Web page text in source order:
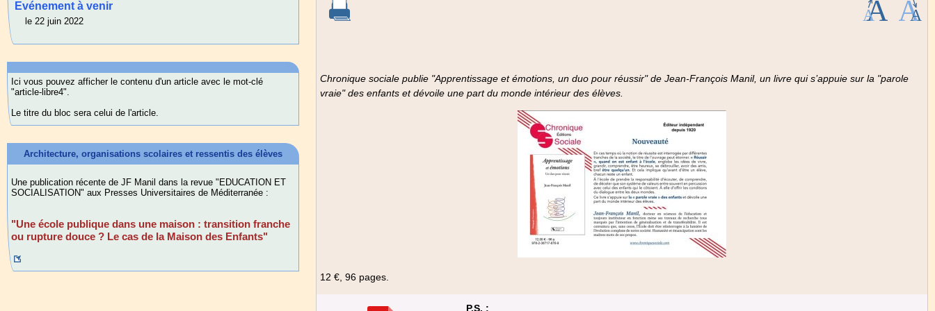
Chronique sociale publie "Apprentissage et émotions, un duo pour réussir" de Jean-François Manil, un livre qui s’appuie sur la "parole
vraie" des enfants et dévoile une part du monde intérieur des élèves.
12 €, 96 pages.
P.S. :
Evénement à venir
le 22 juin 2022
Ici vous pouvez afficher le contenu d'un article avec le mot-clé
"article-libre4".
Le titre du bloc sera celui de l'article.
Architecture, organisations scolaires et ressentis des élèves
Une publication récente de JF Manil dans la revue "EDUCATION ET
SOCIALISATION" aux Presses Universitaires de Méditerranée :
"Une école publique dans une maison : transition franche
ou rupture douce ? Le cas de la Maison des Enfants"